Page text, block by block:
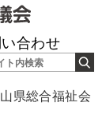
合わせ
県総合福祉会